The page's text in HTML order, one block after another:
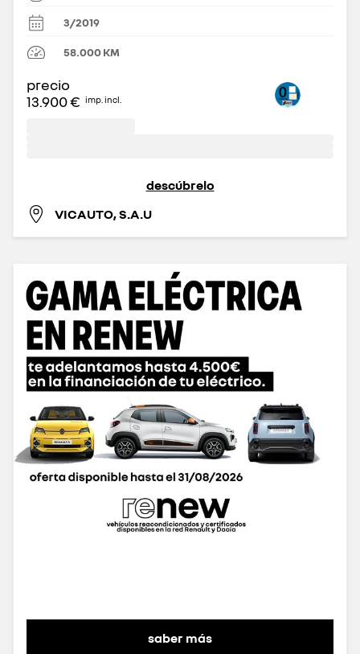
3/2019
58.000KM
precio
13.900 € imp. incl.
descúbrelo
VICAUTO, S.A.U
saber más